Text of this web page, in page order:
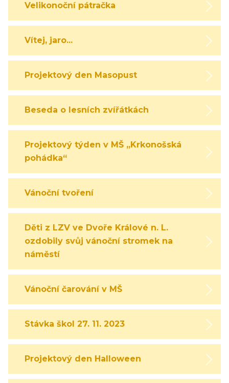
Velikonoční pátračka
Vítej, jaro...
Projektový den Masopust
Beseda o lesních zvířátkách
Projektový týden v MŠ „Krkonošská
pohádka“
Vánoční tvoření
Děti z LZV ve Dvoře Králové n. L.
ozdobily svůj vánoční stromek na
náměstí
Vánoční čarování v MŠ
Stávka škol 27. 11. 2023
Projektový den Halloween